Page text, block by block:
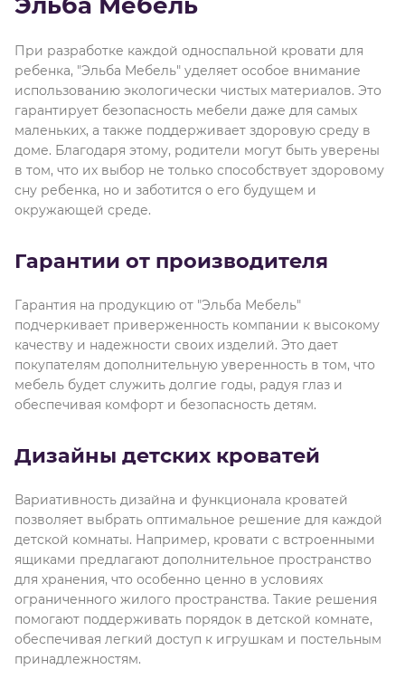
При разработке каждой односпальной кровати для
ребенка, "Эльба Мебель" уделяет особое внимание
использованию экологически чистых материалов. Это
гарантирует безопасность мебели даже для самых
маленьких, а также поддерживает здоровую среду в
доме. Благодаря этому, родители могут быть уверены
в том, что их выбор не только способствует здоровому
сну ребенка, но и заботится о его будущем и
окружающей среде.
Гарантии от производителя
Гарантия на продукцию от "Эльба Мебель"
подчеркивает приверженность компании к высокому
качеству и надежности своих изделий. Это дает
покупателям дополнительную уверенность в том, что
мебель будет служить долгие годы, радуя глаз и
обеспечивая комфорт и безопасность детям.
Дизайны детских кроватей
Вариативность дизайна и функционала кроватей
позволяет выбрать оптимальное решение для каждой
детской комнаты. Например, кровати с встроенными
ящиками предлагают дополнительное пространство
для хранения, что особенно ценно в условиях
ограниченного жилого пространства. Такие решения
помогают поддерживать порядок в детской комнате,
обеспечивая легкий доступ к игрушкам и постельным
принадлежностям.